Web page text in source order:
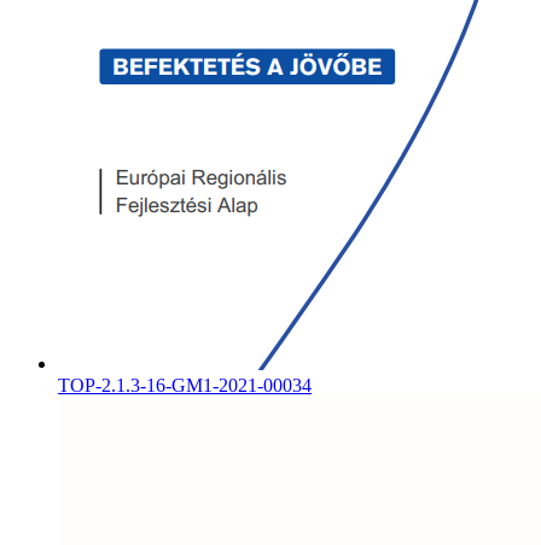
TOP-2.1.3-16-GM1-2021-00034